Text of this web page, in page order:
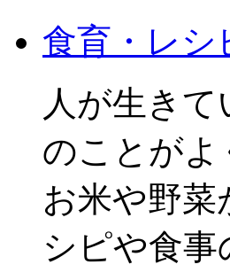
食育・レシ
人が生き
のことがよ
お米や野
シピや食